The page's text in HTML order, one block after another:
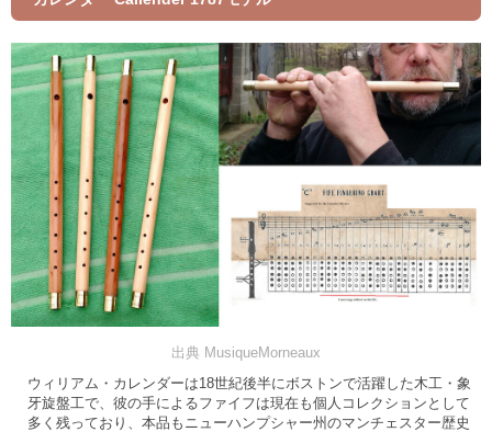
出典 MusiqueMorneaux
ウィリアム・カレンダーは18世紀後半にボストンで活躍した木工・象
牙旋盤工で、彼の手によるファイフは現在も個人コレクションとして
多く残っており、本品もニューハンプシャー州のマンチェスター歴史